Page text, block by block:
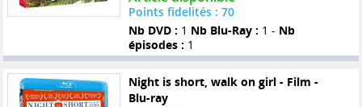
Points fidelités : 70
Nb DVD : 1 Nb Blu-Ray : 1 - Nb
épisodes : 1
Night is short, walk on girl - Film -
Blu-ray